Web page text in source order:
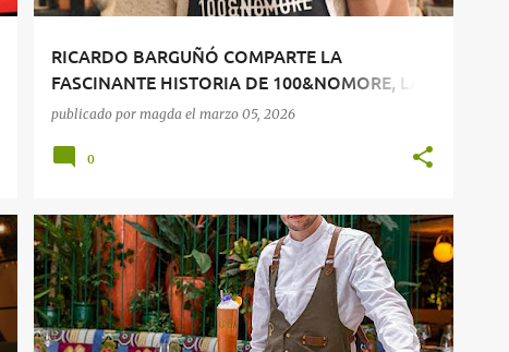
RICARDO BARGUÑÓ COMPARTE LA
FASCINANTE HISTORIA DE 100&NOMORE, LA
GINEBRA ARTESANAL GALARDONADA COMO
publicado por magda el marzo 05, 2026
0
RESTAURANTES